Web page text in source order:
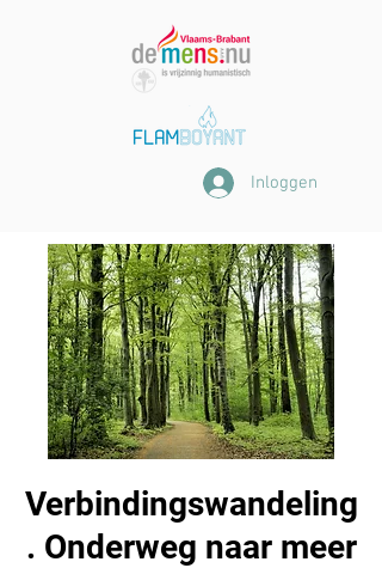
Inloggen
Verbindingswandeling
. Onderweg naar meer